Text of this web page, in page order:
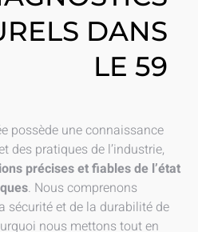
DANS
LE 59
possède une connaissance
des pratiques de l’industrie,
précises et fiables de l’état
. Nous comprenons
sécurité et de la durabilité de
nous mettons tout en